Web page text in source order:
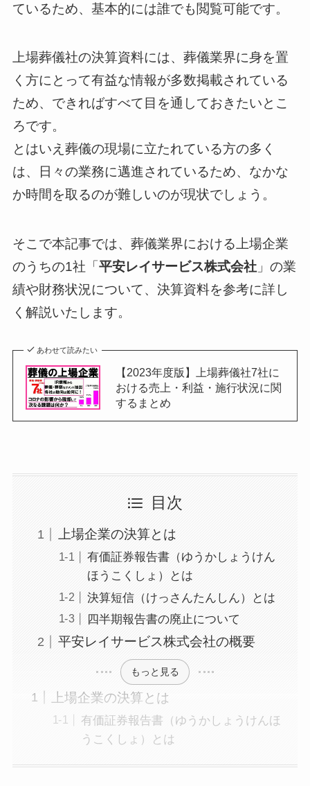
ているため、基本的には誰でも閲覧可能です。
上場葬儀社の決算資料には、葬儀業界に身を置
く方にとって有益な情報が多数掲載されている
ため、できればすべて目を通しておきたいとこ
ろです。
とはいえ葬儀の現場に立たれている方の多く
は、日々の業務に邁進されているため、なかな
か時間を取るのが難しいのが現状でしょう。
そこで本記事では、葬儀業界における上場企業
のうちの1社「 平安レイサービス株式会社」の業
績や財務状況について、決算資料を参考に詳し
く解説いたします。
あわせて読みたい
【2023年度版】上場葬儀社7社に
おける売上・利益・施行状況に関
するまとめ
目次
上場企業の決算とは
有価証券報告書（ゆうかしょうけん
ほうこくしょ）とは
決算短信（けっさんたんしん）とは
四半期報告書の廃止について
平安レイサービス株式会社の概要
もっと見る
上場企業の決算とは
有価証券報告書（ゆうかしょうけんほ
うこくしょ）とは